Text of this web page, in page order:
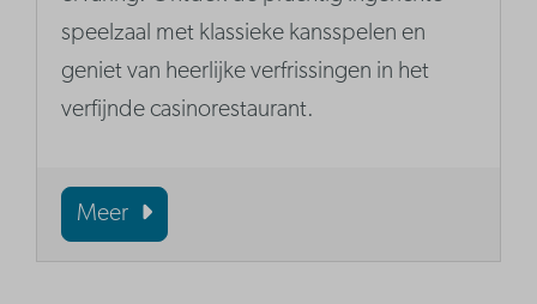
speelzaal met klassieke kansspelen en
geniet van heerlijke verfrissingen in het
verfijnde casinorestaurant.
Meer